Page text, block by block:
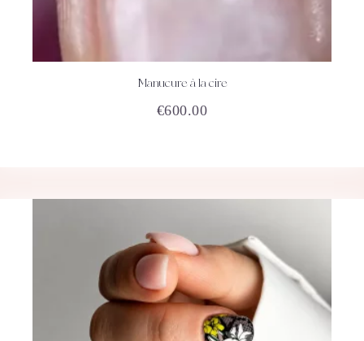
Manucure à la cire
€600.00